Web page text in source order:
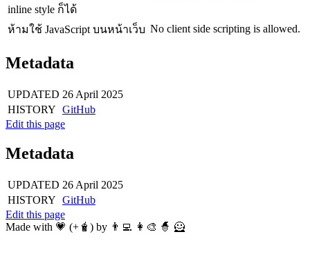
inline style ก็ได้
ห้ามใช้ JavaScript บนหน้าเว็บ No client side scripting is allowed.
Metadata
UPDATED 26 April 2025
HISTORY GitHub
Edit this page
Metadata
UPDATED 26 April 2025
HISTORY GitHub
Edit this page
Made with 💗 (+🧋) by 👨‍💻 👩‍🎨 🧙 🦸